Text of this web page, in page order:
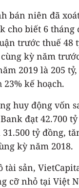
bán niên đã
cho biết 6 tháng
trước thuế 48
kỳ năm
2019 là 205
kế hoạch.
huy động vốn
đạt 42.700
31.500 tỷ đồng,
kỳ năm 2018.
tài sản,
cỡ nhỏ tại Việt